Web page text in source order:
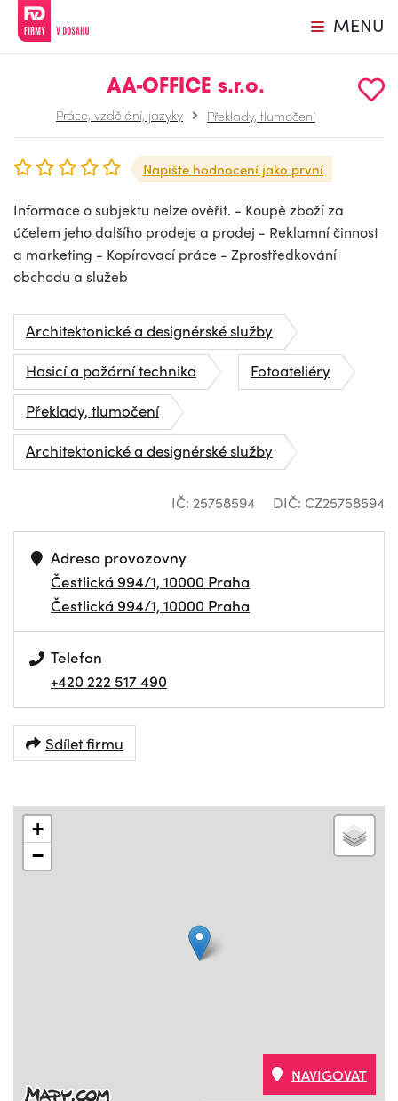
MENU
AA-OFFICE s.r.o.
Práce, vzdělání, jazyky Překlady, tlumočení
Napište hodnocení jako první
Informace o subjektu nelze ověřit. - Koupě zboží za
účelem jeho dalšího prodeje a prodej - Reklamní činnost
a marketing - Kopírovací práce - Zprostředkování
obchodu a služeb
Architektonické a designérské služby
Hasicí a požární technika
Fotoateliéry
Překlady, tlumočení
Architektonické a designérské služby
IČ: 25758594 DIČ: CZ25758594
Adresa provozovny
Čestlická 994/1, 10000 Praha
Čestlická 994/1, 10000 Praha
Telefon
+420 222 517 490
Sdílet firmu
+
−
NAVIGOVAT